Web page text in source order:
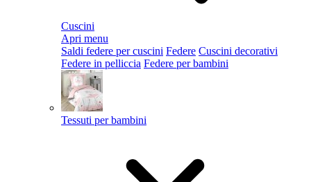
Cuscini
Apri menu
Saldi federe per cuscini Federe Cuscini decorativi
Federe in pelliccia Federe per bambini
Tessuti per bambini